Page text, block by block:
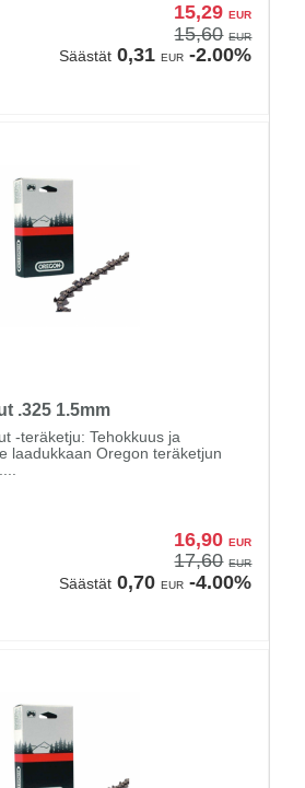
15,29 EUR
15,60 EUR
Säästät 0,31 EUR -2.00%
.325 1.5mm
-teräketju: Tehokkuus ja
laadukkaan Oregon teräketjun
16,90 EUR
17,60 EUR
Säästät 0,70 EUR -4.00%